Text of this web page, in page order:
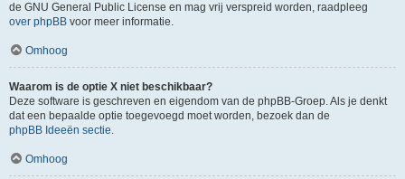
de GNU General Public License en mag vrij verspreid worden, raadpleeg
over phpBB voor meer informatie.
Omhoog
Waarom is de optie X niet beschikbaar?
Deze software is geschreven en eigendom van de phpBB-Groep. Als je denkt
dat een bepaalde optie toegevoegd moet worden, bezoek dan de
phpBB Ideeën sectie.
Omhoog